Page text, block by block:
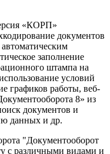
«КОРП»
документов
заполнение
штампа на
условий
графиков работы, веб-
8» из
документов и
данных и др.
"Документооборот
с различными видами и